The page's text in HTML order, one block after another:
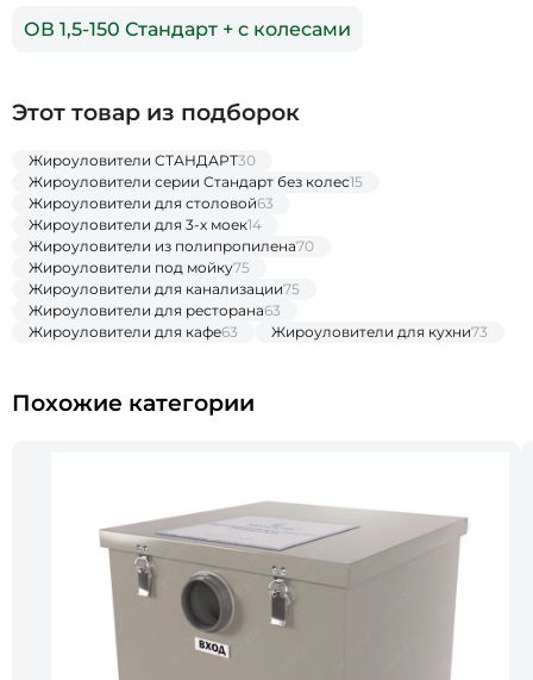
ОВ 1,5-150 Стандарт + с колесами
Этот товар из подборок
Жироуловители СТАНДАРТ30
Жироуловители серии Стандарт без колес15
Жироуловители для столовой63
Жироуловители для 3-х моек14
Жироуловители из полипропилена70
Жироуловители под мойку75
Жироуловители для канализации75
Жироуловители для ресторана63
Жироуловители для кафе63 Жироуловители для кухни73
Похожие категории